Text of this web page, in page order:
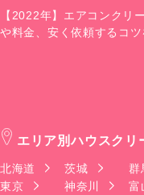
【2022年】エアコンクリ
や料金、安く依頼するコツ
エリア別ハウスクリ
北海道 茨城 群
東京
神奈川 富